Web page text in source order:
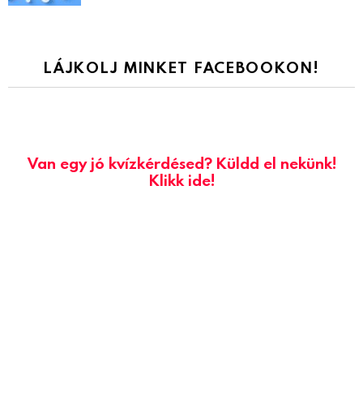
LÁJKOLJ MINKET FACEBOOKON!
Van egy jó kvízkérdésed? Küldd el nekünk!
Klikk ide!